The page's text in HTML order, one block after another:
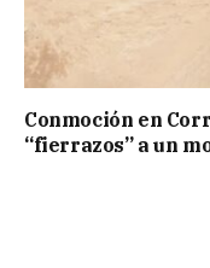
Conmoción en
“fierrazos” a un